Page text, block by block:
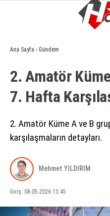
GÜNDEM
EKONOMI
SIYASET
ASAYIŞ
SPOR
YAŞAM
Ana Sayfa › Gündem
2. Amatör
7. Hafta
2. Amatör Küme A ve B
karşılaşmaların detayları.
Mehmet YILDIRIM
Giriş: 08-05-2026 13:45